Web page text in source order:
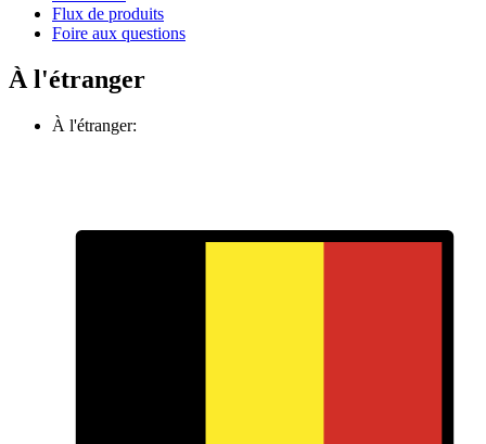
Flux de produits
Foire aux questions
À l'étranger
À l'étranger: